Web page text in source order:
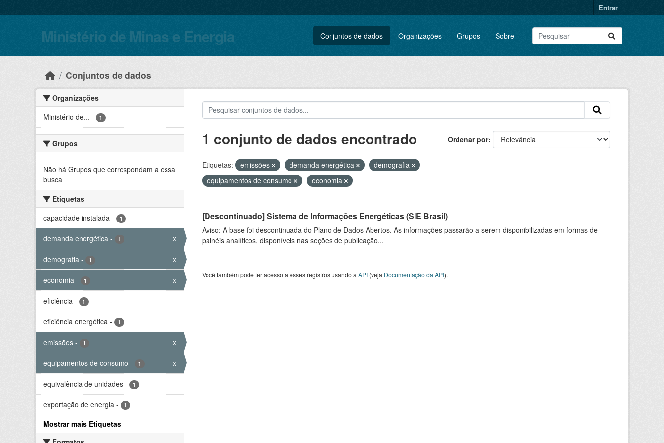
Entrar
Ministério de Minas e Energia Conjuntos de dados Organizações Grupos Sobre
Conjuntos de dados
Organizações
Ministério de... - 1
Grupos
Não há Grupos que correspondam a essa
busca
Etiquetas
capacidade instalada - 1
demanda energética - 1 x
demografia - 1 x
economia - 1 x
eficiência - 1
eficiência energética - 1
emissões - 1 x
equipamentos de consumo - 1 x
equivalência de unidades - 1
exportação de energia - 1
Mostrar mais Etiquetas
Ordenar por
1 conjunto de dados encontrado
Etiquetas: emissões demanda energética
demografia
equipamentos de consumo
economia
[Descontinuado] Sistema de Informações Energéticas (SIE Brasil)
Aviso: A base foi descontinuada do Plano de Dados Abertos. As informações passarão a serem disponibilizadas em formas de
painéis analíticos, disponíveis nas seções de publicação...
Você também pode ter acesso a esses registros usando a API(veja Documentação da API).